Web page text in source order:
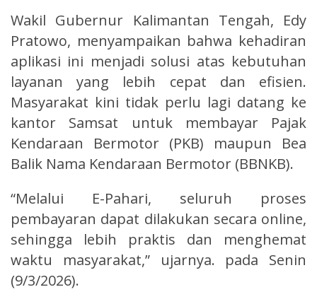
Wakil Gubernur Kalimantan Tengah, Edy
Pratowo, menyampaikan bahwa kehadiran
aplikasi ini menjadi solusi atas kebutuhan
layanan yang lebih cepat dan efisien.
Masyarakat kini tidak perlu lagi datang ke
kantor Samsat untuk membayar Pajak
Kendaraan Bermotor (PKB) maupun Bea
Balik Nama Kendaraan Bermotor (BBNKB).
“Melalui E-Pahari, seluruh proses
pembayaran dapat dilakukan secara online,
sehingga lebih praktis dan menghemat
waktu masyarakat,” ujarnya. pada Senin
(9/3/2026).